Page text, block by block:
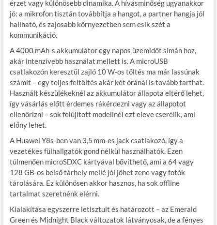
érzet vagy különösebb dinamika. A hívásminőség ugyanakkor
jó: a mikrofon tisztán továbbítja a hangot, a partner hangja jól
hallható, és zajosabb környezetben sem esik szét a
kommunikáció.
A 4000 mAh-s akkumulátor egy napos üzemidőt simán hoz,
akár intenzívebb használat mellett is. A microUSB
csatlakozón keresztül zajló 10 W-os töltés ma már lassúnak
számít – egy teljes feltöltés akár két óránál is tovább tarthat.
Használt készülékeknél az akkumulátor állapota eltérő lehet,
így vásárlás előtt érdemes rákérdezni vagy az állapotot
ellenőrizni – sok felújított modellnél ezt eleve cserélik, ami
előny lehet.
A Huawei Y8s-ben van 3,5 mm-es jack csatlakozó, így a
vezetékes fülhallgatók gond nélkül használhatók. Ezen
túlmenően microSDXC kártyával bővíthető, ami a 64 vagy
128 GB-os belső tárhely mellé jól jöhet zene vagy fotók
tárolására. Ez különösen akkor hasznos, ha sok offline
tartalmat szeretnénk elérni.
Kialakítása egyszerre letisztult és határozott – az Emerald
Green és Midnight Black változatok látványosak, de a fényes